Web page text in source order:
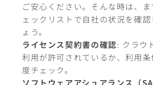
ご安心ください。そんな時は、
ェックリストで自社の状況を確
ょう。
ライセンス契約書の確認: クラウ
利用が許可されているか、利用
度チェック。